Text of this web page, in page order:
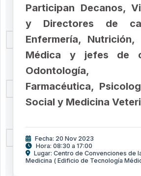
Participan Decanos,
y Directores de
Enfermería, Nutrición,
Médica y jefes de
Odontología,
Farmacéutica,
Social y Medicina
Fecha: 20 Nov 2023
Hora: 08:30 a 17:00
Lugar: Centro de Convenciones de
Medicina ( Edificio de Tecnología